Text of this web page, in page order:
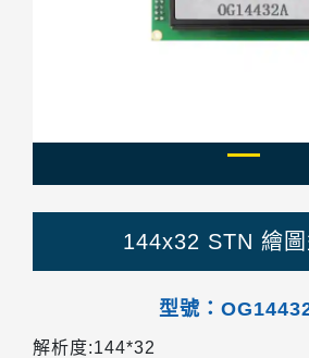
144x32 STN 繪圖
型號：
解析度:144*32